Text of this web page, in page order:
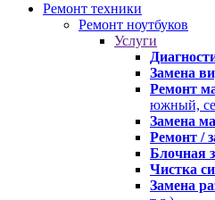
Ремонт техники
Ремонт ноутбуков
Услуги
Замена
Ремонт
южный,
Замена
Ремонт /
Блочная
Чистка
Замена